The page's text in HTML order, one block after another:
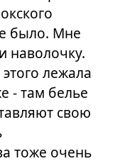
было. Мне
наволочку.
лежала
- там белье
свою
тоже очень